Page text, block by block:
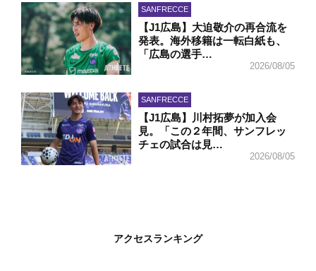
SANFRECCE
【J1広島】大迫敬介の再合流を
発表。海外移籍は一転白紙も、
「広島の選手…
2026/08/05
SANFRECCE
【J1広島】川村拓夢が加入会
見。「この２年間、サンフレッ
チェの試合は見…
2026/08/05
アクセスランキング